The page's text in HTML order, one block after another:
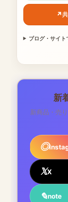
↗
ブログ・サイト
新
新商品・売
X
note